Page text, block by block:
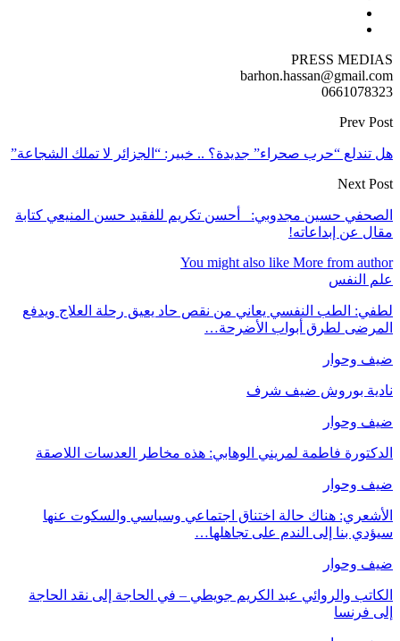
PRESS
Prev
“حرب صحراء” جديدة؟ .. خبير: “الجزائر لا تملك الشجاعة”
Next
حسين مجدوبي: أحسن تكريم للفقيد حسن المنيعي كتابة
عن إبداعاته!
You might also like More from
النفس
الطب النفسي يعاني من نقص حاد يعيق رحلة العلاج ويدفع
لطرق أبواب الأضرحة…
وحوار
بوروش ضيف شرف
وحوار
فاطمة لمريني الوهابي: هذه مخاطر العدسات اللاصقة
وحوار
هناك حالة اختناق اجتماعي وسياسي والسكوت عنها
بنا إلى الندم على تجاهلها…
وحوار
والروائي عبد الكريم جويطي – في الحاجة إلى نقد الحاجة
فرنسا